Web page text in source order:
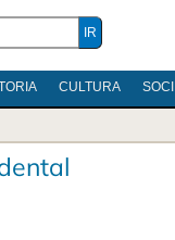
CULTURA